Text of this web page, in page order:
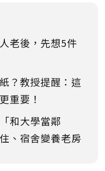
老後，先想5件
？教授提醒：這
重要！
和大學當鄰
、宿舍變養老房